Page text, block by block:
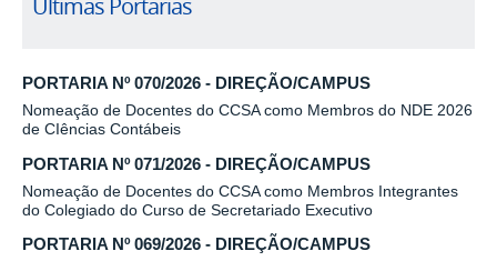
Últimas Portarias
PORTARIA Nº 070/2026 - DIREÇÃO/CAMPUS
Nomeação de Docentes do CCSA como Membros do NDE 2026
de CIências Contábeis
PORTARIA Nº 071/2026 - DIREÇÃO/CAMPUS
Nomeação de Docentes do CCSA como Membros Integrantes
do Colegiado do Curso de Secretariado Executivo
PORTARIA Nº 069/2026 - DIREÇÃO/CAMPUS